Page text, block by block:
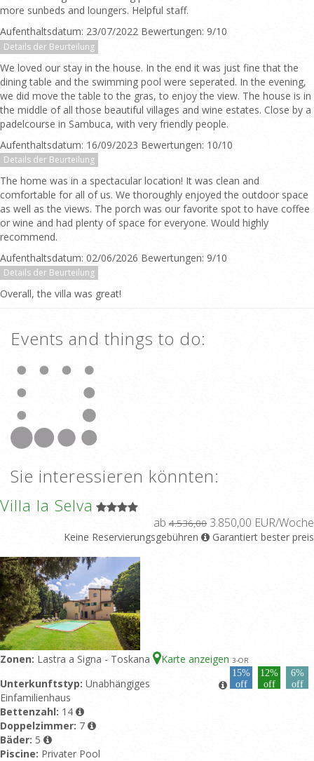
more sunbeds and loungers. Helpful staff.
Aufenthaltsdatum: 23/07/2022 Bewertungen: 9/10
Details der Beurteilung
We loved our stay in the house. In the end it was just fine that the
dining table and the swimming pool were seperated. In the evening,
we did move the table to the gras, to enjoy the view. The house is in
the middle of all those beautiful villages and wine estates. Close by a
padelcourse in Sambuca, with very friendly people.
Aufenthaltsdatum: 16/09/2023 Bewertungen: 10/10
Details der Beurteilung
The home was in a spectacular location! It was clean and
comfortable for all of us. We thoroughly enjoyed the outdoor space
as well as the views. The porch was our favorite spot to have coffee
or wine and had plenty of space for everyone. Would highly
recommend.
Aufenthaltsdatum: 02/06/2026 Bewertungen: 9/10
Details der Beurteilung
Overall, the villa was great!
Events and things to do:
Sie interessieren könnten:
Villa la Selva
ab 4.536,00 3.850,00 EUR/Woche
Keine Reservierungsgebühren Garantiert bester preis
Zonen: Lastra a Signa - Toskana Karte anzeigen 3-OR
15%
off
12%
off
6%
off
Unterkunftstyp: Unabhängiges
Einfamilienhaus
Bettenzahl: 14
Doppelzimmer: 7
Bäder: 5
Piscine: Privater Pool